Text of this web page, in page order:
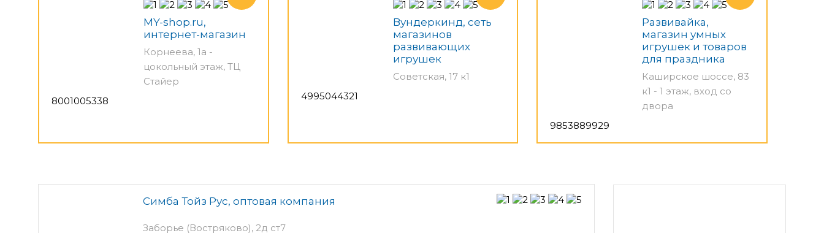
MY-shop.ru,
интернет-магазин
Корнеева, 1а -
цокольный этаж, ТЦ
Стайер
8001005338
Вундеркинд, сеть
магазинов
развивающих
игрушек
Советская, 17 к1
4995044321
Развивайка,
магазин умных
игрушек и товаров
для праздника
Каширское шоссе, 83
к1 - 1 этаж, вход со
двора
9853889929
Симба Тойз Рус, оптовая компания
Заборье (Востряково), 2д ст7